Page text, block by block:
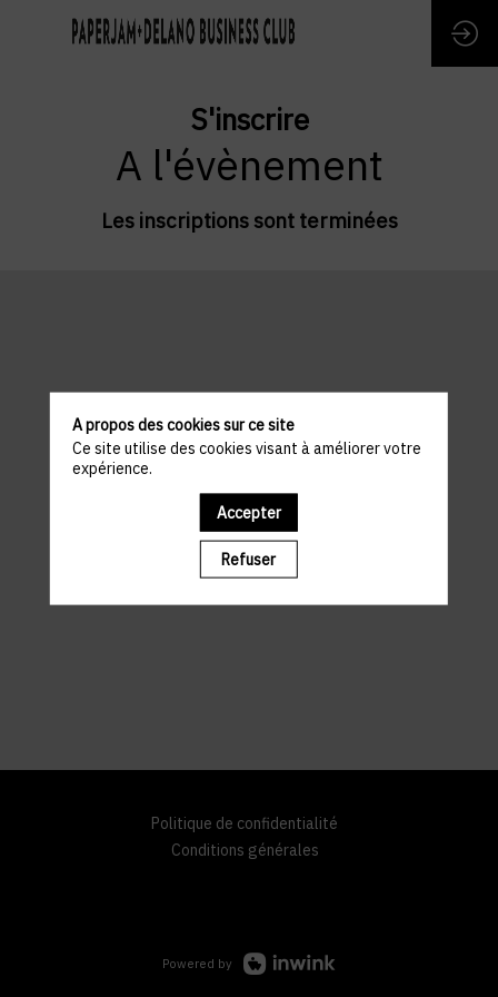
S'inscrire
A l'évènement
Les inscriptions sont terminées
Politique de confidentialité
Conditions générales
Powered by
A propos des cookies sur ce site
Ce site utilise des cookies visant à améliorer votre
expérience.
Accepter
Refuser